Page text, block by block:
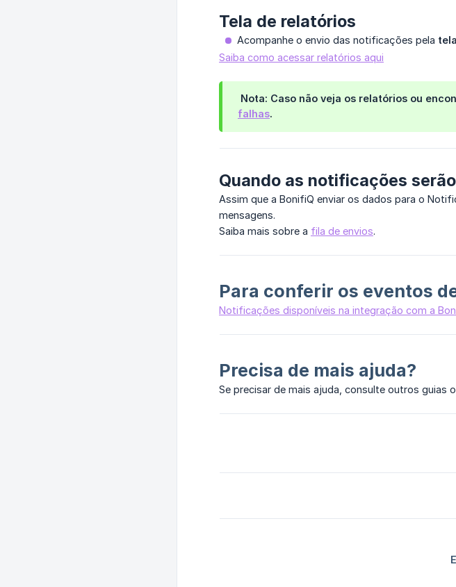
Tela de relatórios
Acompanhe o envio das notificações pela
Saiba como acessar relatórios aqui
Nota: Caso não veja os relatórios ou
falhas.
Quando as notificações
Assim que a BonifiQ enviar os dados para o
mensagens.
Saiba mais sobre a fila de envios.
Para conferir os eventos
Notificações disponíveis na integração com a
Precisa de mais ajuda?
Se precisar de mais ajuda, consulte outros guias